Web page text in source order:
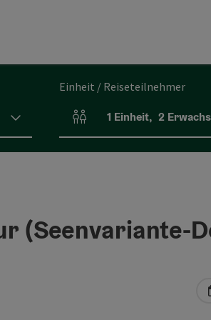
Einheit / Reiseteilnehmer
Einheitenanzahl und
1 Einheit, 2
(Seenvariante-